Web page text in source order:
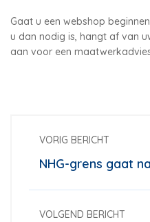
Gaat u een webshop
u dan nodig is, hangt af van
aan voor een
VORIG BERICHT
NHG-grens gaat
VOLGEND BERICHT